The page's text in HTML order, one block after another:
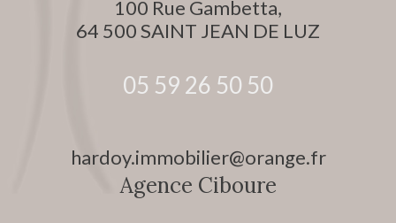
100 Rue Gambetta,
64 500SAINT JEAN DE LUZ
05 59 26 50 50
Agence Ciboure
hardoy.immobilier@orange.fr